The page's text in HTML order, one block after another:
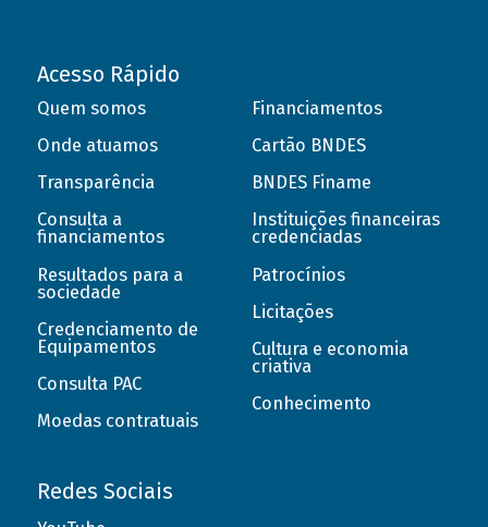
Acesso Rápido
Quem somos
Onde atuamos
Transparência
Consulta a
financiamentos
Resultados para a
sociedade
Credenciamento de
Equipamentos
Consulta PAC
Moedas contratuais
Financiamentos
Cartão BNDES
BNDES Finame
Instituições financeiras
credenciadas
Patrocínios
Licitações
Cultura e economia
criativa
Conhecimento
Redes Sociais